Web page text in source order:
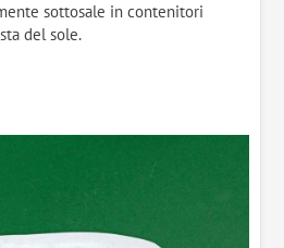
sottosale in contenitori
del sole.